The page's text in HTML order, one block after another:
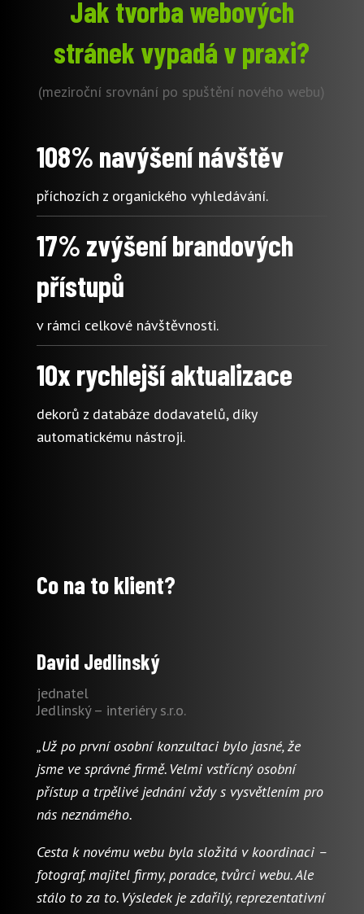
Jak tvorba webových
stránek vypadá v praxi?
(meziroční srovnání po spuštění nového webu)
108% navýšení návštěv
příchozích z organického vyhledávání.
17% zvýšení brandových
přístupů
v rámci celkové návštěvnosti.
10x rychlejší aktualizace
dekorů z databáze dodavatelů, díky
automatickému nástroji.
Co na to klient?
David Jedlinský
jednatel
Jedlinský – interiéry s.r.o.
„Už po první osobní konzultaci bylo jasné, že
jsme ve správné firmě. Velmi vstřícný osobní
přístup a trpělivé jednání vždy s vysvětlením pro
nás neznámého.
Cesta k novému webu byla složitá v koordinaci –
fotograf, majitel firmy, poradce, tvůrci webu. Ale
stálo to za to. Výsledek je zdařilý, reprezentativní